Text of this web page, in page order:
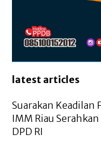
latest articles
Suarakan Keadilan
IMM Riau
DPD RI